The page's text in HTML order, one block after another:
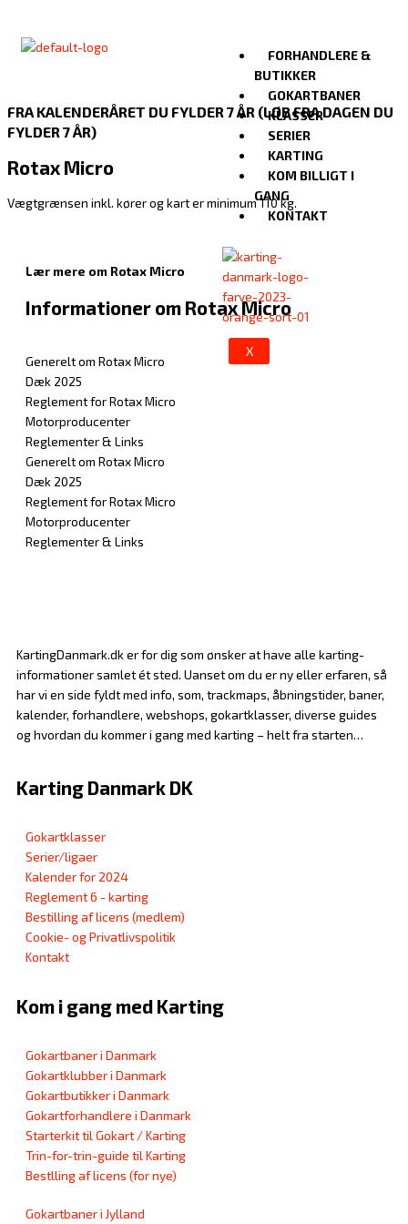
indholdet
FORHANDLERE &
BUTIKKER
GOKARTBANER
KLASSER
SERIER
KARTING
KOM BILLIGT I
GANG
KONTAKT
X
FRA KALENDERÅRET DU FYLDER 7 ÅR (LØB FRA DAGEN DU
FYLDER 7 ÅR)
Rotax Micro
Vægtgrænsen inkl. kører og kart er minimum 110 kg.
Lær mere om Rotax Micro
Informationer om Rotax Micro
Generelt om Rotax Micro
Dæk 2025
Reglement for Rotax Micro
Motorproducenter
Reglementer & Links
Generelt om Rotax Micro
Dæk 2025
Reglement for Rotax Micro
Motorproducenter
Reglementer & Links
KartingDanmark.dk er for dig som ønsker at have alle karting-
informationer samlet ét sted. Uanset om du er ny eller erfaren, så
har vi en side fyldt med info, som, trackmaps, åbningstider, baner,
kalender, forhandlere, webshops, gokartklasser, diverse guides
og hvordan du kommer i gang med karting – helt fra starten…
Karting Danmark DK
Gokartklasser
Serier/ligaer
Kalender for 2024
Reglement 6 - karting
Bestilling af licens (medlem)
Cookie- og Privatlivspolitik
Kontakt
Kom i gang med Karting
Gokartbaner i Danmark
Gokartklubber i Danmark
Gokartbutikker i Danmark
Gokartforhandlere i Danmark
Starterkit til Gokart / Karting
Trin-for-trin-guide til Karting
Bestlling af licens (for nye)
Gokartbaner i Jylland